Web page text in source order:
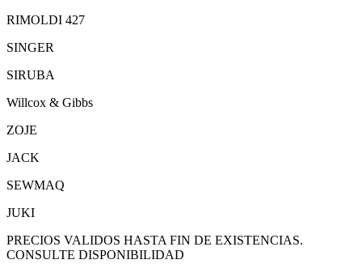
RIMOLDI 427
SINGER
SIRUBA
Willcox & Gibbs
ZOJE
JACK
SEWMAQ
JUKI
PRECIOS VALIDOS HASTA FIN DE EXISTENCIAS.
CONSULTE DISPONIBILIDAD